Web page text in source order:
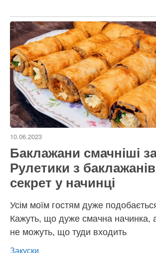
10.06.2023
Баклажани смачніші
Рулетики з
секрет у начинці
Усім моїм гостям дуже
Кажуть, що дуже смачна начинка,
не можуть, що туди входить
Категорії
Закуски